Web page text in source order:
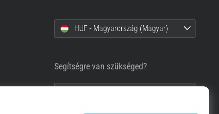
HUF - Magyarország (Magyar)
Segítségre van szükséged?